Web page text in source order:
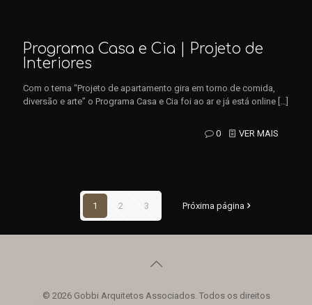
Programa Casa e Cia | Projeto de
Interiores
Com o tema “Projeto de apartamento gira em torno de comida,
diversão e arte” o Programa Casa e Cia foi ao ar e já está online […]
0 VER MAIS
1 2 3 Próxima página
© 2026 Gobbi Arquitetos Associados. Todos os direitos